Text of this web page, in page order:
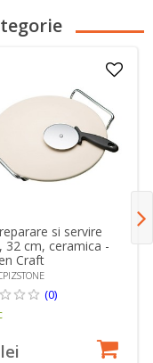
si servire
32 cm, ceramica -
Craft
(0)